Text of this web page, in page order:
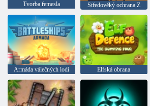
Tvorba řemesla Středověký ochrana Z
Armáda válečných lodí Elfská obrana